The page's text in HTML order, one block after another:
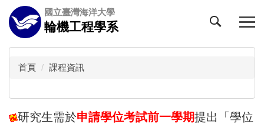
跳
到
主
要
國立臺灣海洋大學
輪機工程學系
首頁 課程資訊
研究生需於申請學位考試前一學期提出「學位